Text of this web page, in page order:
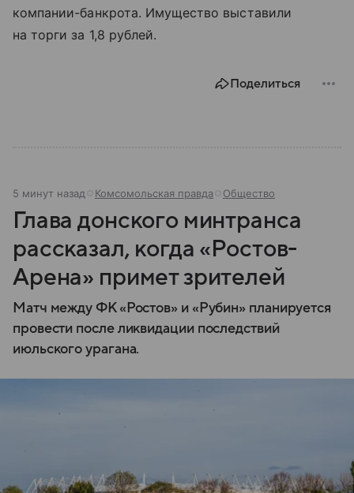
компании-банкрота. Имущество выставили
на торги за 1,8 рублей.
Поделиться
5 минут назад Комсомольская правда Общество
Глава донского минтранса
рассказал, когда «Ростов-
Арена» примет зрителей
Матч между ФК «Ростов» и «Рубин» планируется
провести после ликвидации последствий
июльского урагана.